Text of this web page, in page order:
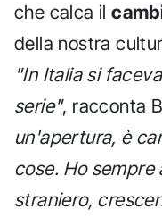
che calca il
della nostra
"In Italia si
serie", racconta
un'apertura, è
cose. Ho
straniero,